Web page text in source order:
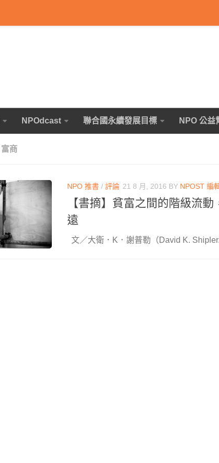
NPOdcast 聯合國永續發展目標 NPO 公益
富商
NPO 推書 / 評論 21 8 月, 2016 BY NPOST 編
【書摘】貧富之間的階級流
遠
文／大衛．K．謝普勒（David K.